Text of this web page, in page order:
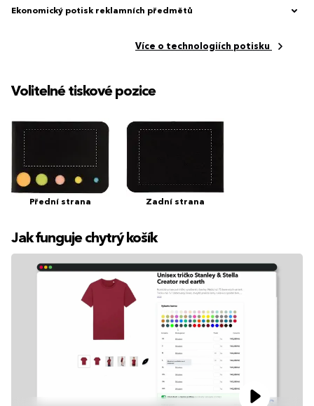
Ekonomický potisk reklamních předmětů
Více o technologiích potisku
Volitelné tiskové pozice
Přední strana Zadní strana
Jak funguje chytrý košík